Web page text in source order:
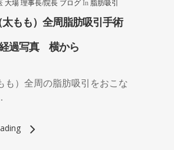
大場 理事長/院長 ブログ In 脂肪吸引
太もも）全周脂肪吸引手術
過写真 横から
も）全周の脂肪吸引をおこな